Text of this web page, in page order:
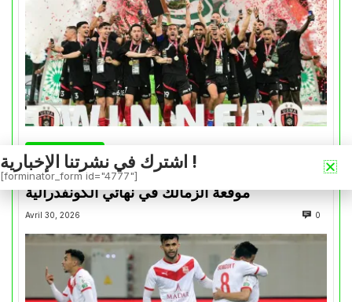
التتويج بالكأس.. دفعة معنوية لإتحاد العاصمة قبل
موقعة الزمالك في نهائي الكونفدرالية
Avril 30, 2026 0
اشترك في نشرتنا الإخبارية !
[forminator_form id="4777"]